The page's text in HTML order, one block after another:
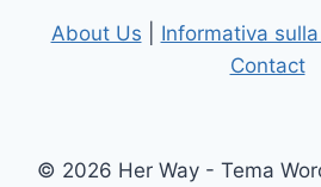
About Us Informativa
Contact
© 2026 Her Way - Tema